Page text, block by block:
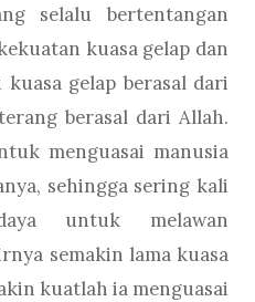
selalu bertentangan
kuasa gelap dan
gelap berasal dari
berasal dari Allah.
menguasai manusia
sehingga sering kali
untuk melawan
semakin lama kuasa
kuatlah ia menguasai